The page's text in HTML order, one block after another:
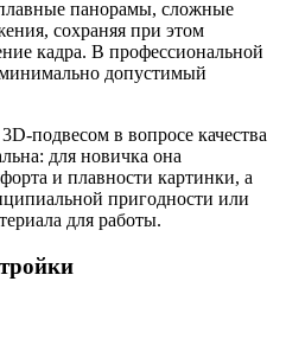
панорамы, сложные
сохраняя при этом
кадра. В профессиональной
допустимый
подвесом в вопросе качества
для новичка она
и плавности картинки, а
пригодности или
для работы.